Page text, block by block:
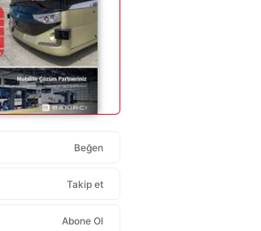
Beğen
Takip et
Abone Ol